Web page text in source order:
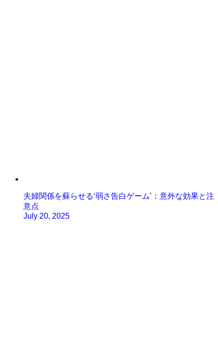
夫婦関係を蘇らせる‘弱さ告白ゲーム’：意外な効果と注
意点
July 20, 2025